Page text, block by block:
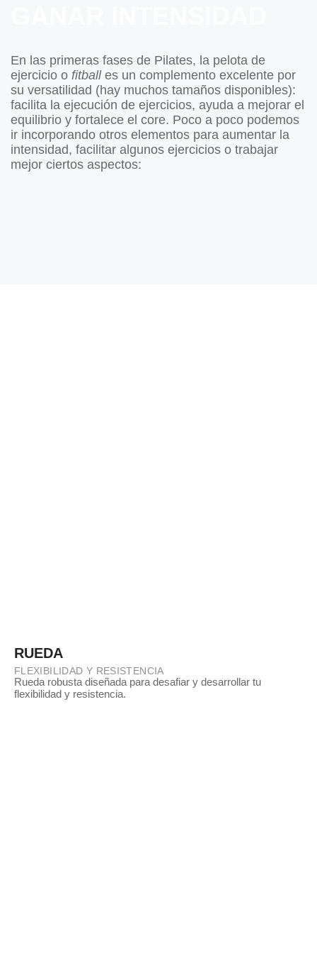
En las primeras fases de Pilates, la pelota de
ejercicio o fitballes un complemento excelente por
su versatilidad (hay muchos tamaños disponibles):
facilita la ejecución de ejercicios, ayuda a mejorar el
equilibrio y fortalece el core. Poco a poco podemos
ir incorporando otros elementos para aumentar la
intensidad, facilitar algunos ejercicios o trabajar
mejor ciertos aspectos:
RUEDA
FLEXIBILIDAD Y RESISTENCIA
Rueda robusta diseñada para desafiar y desarrollar tu
flexibilidad y resistencia.